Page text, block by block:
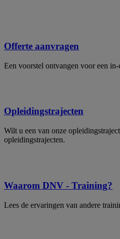
Offerte aanvragen
Een voorstel ontvangen voor een
Opleidingstrajecten
Wilt u een van onze
opleidingstrajecten.
Waarom DNV - Training?
Lees de ervaringen van andere